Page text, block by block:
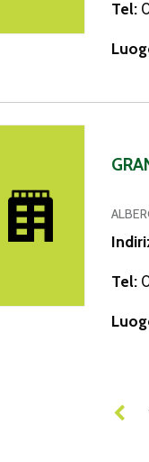
Tel:
Tel: